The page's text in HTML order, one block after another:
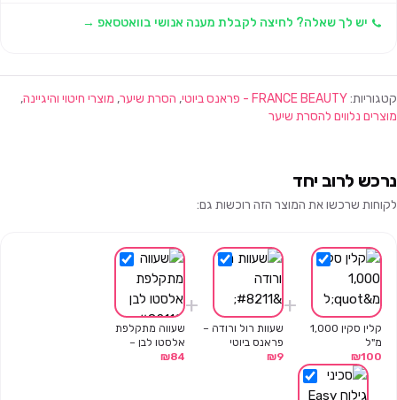
יש לך שאלה? לחיצה לקבלת מענה אנושי בוואטסאפ →
קטגוריות:FRANCE BEAUTY - פראנס ביוטי , הסרת שיער, מוצרי חיטוי והיגיינה,
מוצרים נלווים להסרת שיער
נרכש לרוב יחד
לקוחות שרכשו את המוצר הזה רוכשות גם:
קלין סקין 1,000
מ"ל
₪100
+
שעוות רול ורודה –
פראנס ביוטי
₪9
+
שעווה מתקלפת
אלסטו לבן –
פראנס ביוטי –
₪84